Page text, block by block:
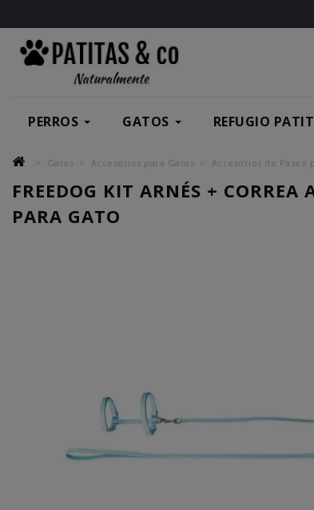
PERROS GATOS REFUGIO
Gatos Accesorios para Gatos Accesorios de Paseo
FREEDOG KIT ARNÉS + CORREA
PARA GATO